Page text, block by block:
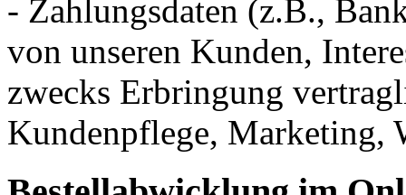
- Zahlungsdaten (z.B.,
von unseren Kunden,
zwecks Erbringung
Kundenpflege, Marketing,